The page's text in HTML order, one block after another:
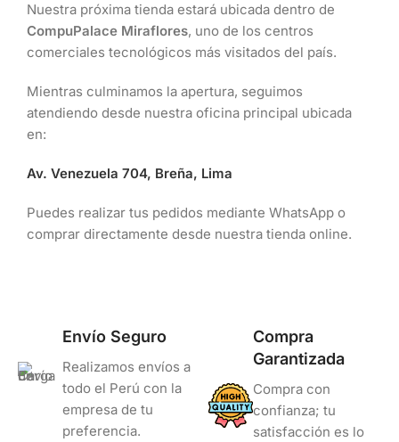
Nuestra próxima tienda estará ubicada dentro de
CompuPalace Miraflores, uno de los centros
comerciales tecnológicos más visitados del país.
Mientras culminamos la apertura, seguimos
atendiendo desde nuestra oficina principal ubicada
en:
Av. Venezuela 704, Breña, Lima
Puedes realizar tus pedidos mediante WhatsApp o
comprar directamente desde nuestra tienda online.
Envío Seguro
Realizamos envíos a
todo el Perú con la
empresa de tu
preferencia.
Compra
Garantizada
Compra con
confianza; tu
satisfacción es lo